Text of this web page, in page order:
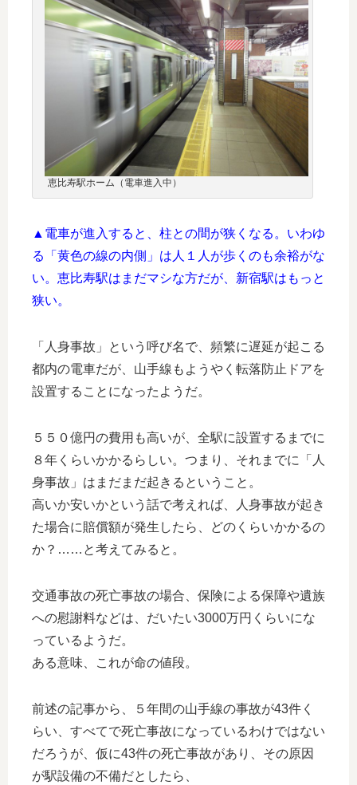
恵比寿駅ホーム（電車進入中）
▲電車が進入すると、柱との間が狭くなる。いわゆ
る「黄色の線の内側」は人１人が歩くのも余裕がな
い。恵比寿駅はまだマシな方だが、新宿駅はもっと
狭い。
「人身事故」という呼び名で、頻繁に遅延が起こる
都内の電車だが、山手線もようやく転落防止ドアを
設置することになったようだ。
５５０億円の費用も高いが、全駅に設置するまでに
８年くらいかかるらしい。つまり、それまでに「人
身事故」はまだまだ起きるということ。
高いか安いかという話で考えれば、人身事故が起き
た場合に賠償額が発生したら、どのくらいかかるの
か？……と考えてみると。
交通事故の死亡事故の場合、保険による保障や遺族
への慰謝料などは、だいたい3000万円くらいにな
っているようだ。
ある意味、これが命の値段。
前述の記事から、５年間の山手線の事故が43件く
らい、すべてで死亡事故になっているわけではない
だろうが、仮に43件の死亡事故があり、その原因
が駅設備の不備だとしたら、